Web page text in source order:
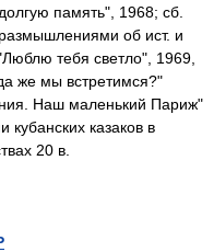
память", 1968; сб.
об ист. и
тебя светло", 1969,
же мы встретимся?"
Наш маленький Париж"
казаков в
20 в.